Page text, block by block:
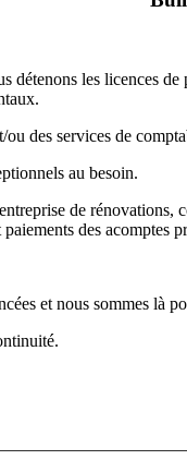
les licences
des services de
au besoin.
de
des acomptes
et nous sommes là